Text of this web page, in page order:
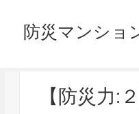
防災マンショ
【防災力: